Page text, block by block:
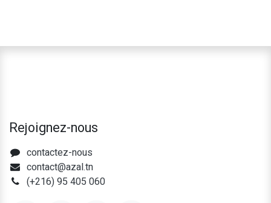
Rejoignez-nous
contactez-nous
contact@azal.tn
(+216) 95 405 060